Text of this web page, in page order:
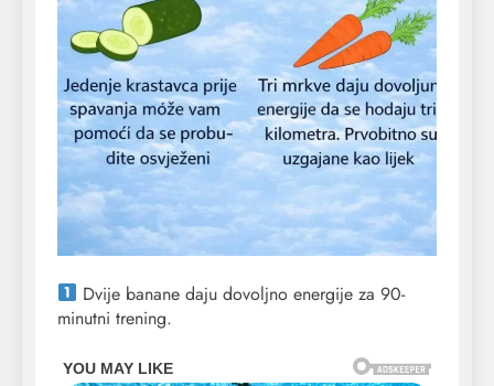
Dvije banane daju dovoljno energije za 90-
minutni trening.